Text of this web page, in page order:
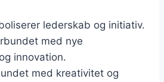
lederskab og initiativ.
med nye
innovation.
med kreativitet og